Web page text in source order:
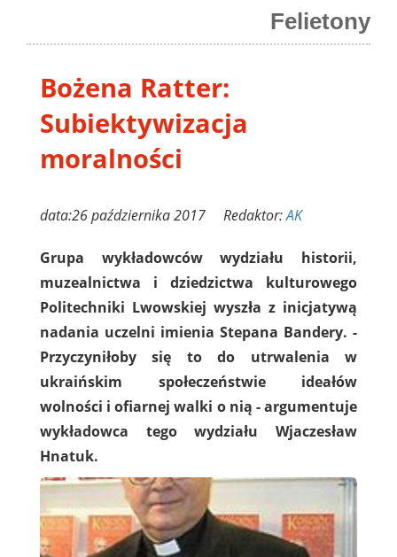
Felietony
Bożena Ratter:
Subiektywizacja
moralności
data:26 października 2017 Redaktor:AK
Grupa wykładowców wydziału historii,
muzealnictwa i dziedzictwa kulturowego
Politechniki Lwowskiej wyszła z inicjatywą
nadania uczelni imienia Stepana Bandery. -
Przyczyniłoby się to do utrwalenia w
ukraińskim społeczeństwie ideałów
wolności i ofiarnej walki o nią - argumentuje
wykładowca tego wydziału Wjaczesław
Hnatuk.